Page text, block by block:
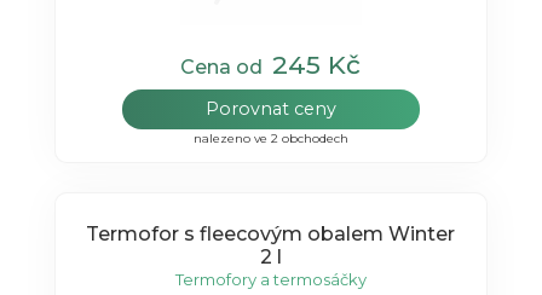
Cena od245 Kč
Porovnat ceny
nalezeno ve 2 obchodech
Termofor s fleecovým obalem Winter
2 l
Termofory a termosáčky